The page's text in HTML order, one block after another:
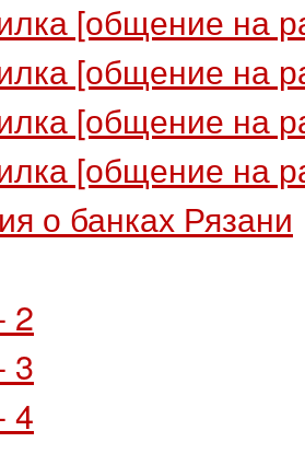
[общение на
[общение на
[общение на
[общение на
о банках Рязани
2
3
4